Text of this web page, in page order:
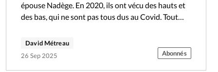
épouse Nadège. En 2020, ils ont vécu des hauts et
des bas, qui ne sont pas tous dus au Covid. Tout…
David Métreau
26 Sep 2025
Abonnés